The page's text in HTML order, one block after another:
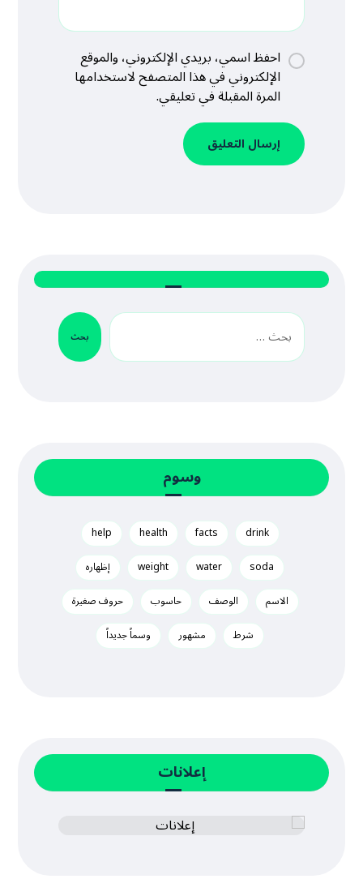
احفظ اسمي، بريدي الإلكتروني، والموقع
الإلكتروني في هذا المتصفح لاستخدامها
المرة المقبلة في تعليقي.
وسوم
drink
facts
health
help
soda
water
weight
إظهاره
الاسم
الوصف حاسوب
حروف صغيرة
شرط
مشهور وسماً جديداً
إعلانات